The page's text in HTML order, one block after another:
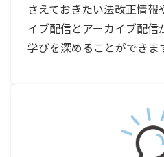
さえておきたい法改正情
イブ配信とアーカイブ配
学びを深めることができま